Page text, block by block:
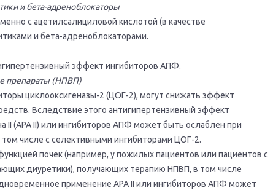
и бета-адреноблокаторы
с ацетилсалициловой кислотой (в качестве
и бета-адреноблокаторами.
эффект ингибиторов АПФ.
препараты (НПВП)
циклооксигеназы-2 (ЦОГ-2), могут снижать эффект
Вследствие этого антигипертензивный эффект
II (АРА II) или ингибиторов АПФ может быть ослаблен при
числе с селективными ингибиторами ЦОГ-2.
почек (например, у пожилых пациентов или пациентов с
диуретики), получающих терапию НПВП, в том числе
применение АРА II или ингибиторов АПФ может